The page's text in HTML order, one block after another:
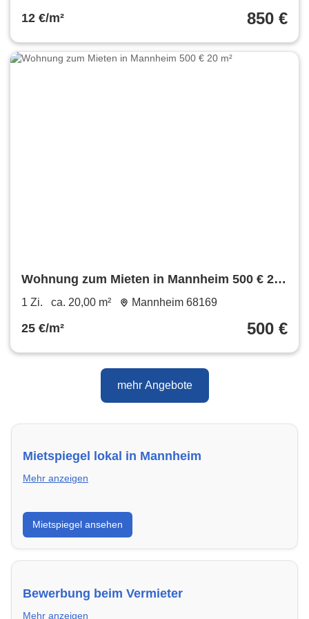
12 €/m² 850 €
Wohnung zum Mieten in Mannheim 500 € 20
m²
1 Zi. ca. 20,00 m² Mannheim 68169
25 €/m² 500 €
mehr Angebote
Mietspiegel lokal in Mannheim
Mehr anzeigen
Erhalte einen Überblick über die aktuellen Mietpreise
regional in Mannheim. So weißt du genau, welche
Miete fair ist und wo sich ein Vergleich lohnt.
Mietspiegel ansehen
Bewerbung beim Vermieter
Mehr anzeigen